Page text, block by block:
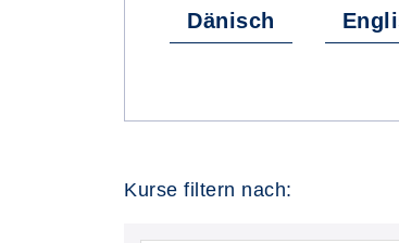
Dänisch
Kurse filtern nach: